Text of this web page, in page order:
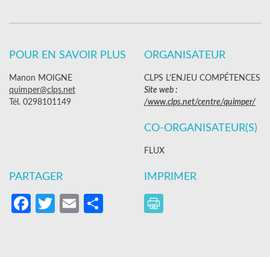
POUR EN SAVOIR PLUS
Manon MOIGNE
quimper@clps.net
Tél. 0298101149
ORGANISATEUR
CLPS L'ENJEU COMPÉTENCES
Site web :
/www.clps.net/centre/quimper/
CO-ORGANISATEUR(S)
FLUX
PARTAGER
Facebook
Twitter
EmailPartager
IMPRIMER